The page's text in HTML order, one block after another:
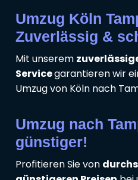
Umzug Köln
Zuverlässig &
Mit unserem
Servicegarantieren wir
Umzug von Köln nach
Umzug nach
günstiger!
Profitieren Sie von